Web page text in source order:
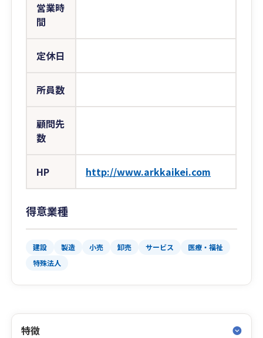
営業時
間
定休日
所員数
顧問先
数
HP http://www.arkkaikei.com
得意業種
建設 製造 小売 卸売 サービス
医療・福祉
特殊法人
特徴